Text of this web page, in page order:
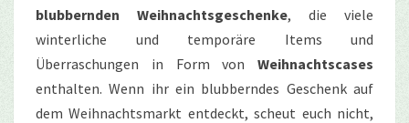
blubbernden Weihnachtsgeschenke, die viele
winterliche und temporäre Items und
Überraschungen in Form von Weihnachtscases
enthalten. Wenn ihr ein blubberndes Geschenk auf
dem Weihnachtsmarkt entdeckt, scheut euch nicht,